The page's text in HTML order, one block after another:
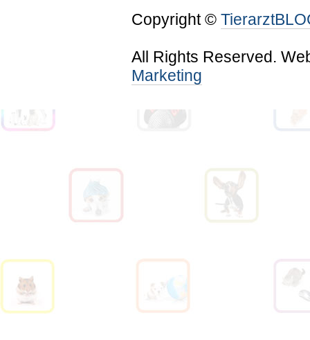
Copyright ©
All Rights Reserved.
Marketing